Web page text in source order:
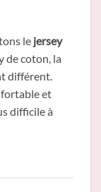
le jersey
de coton, la
différent.
et
difficile à